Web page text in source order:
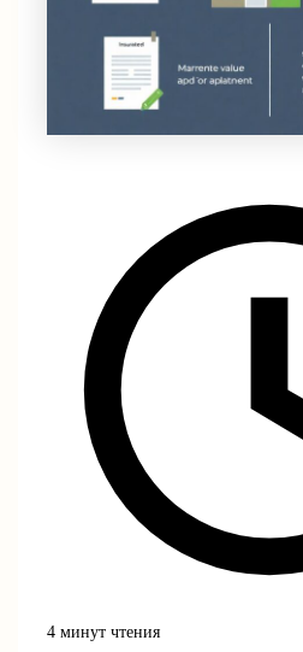
4 минут чтения